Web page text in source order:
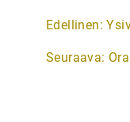
A
t
Edellinen:
Seuraava: